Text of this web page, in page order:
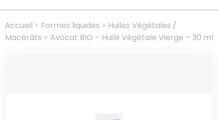
Accueil > Formes liquides > Huiles Végétales /
Macérâts > Avocat BIO – Huile Végétale Vierge – 30 ml